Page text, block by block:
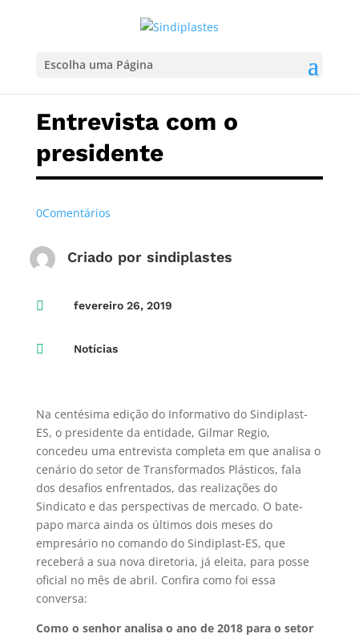
Escolha uma Página
Entrevista com o
presidente
0Comentários
Criado por sindiplastes
 fevereiro 26, 2019
 Notícias
Na centésima edição do Informativo do Sindiplast-
ES, o presidente da entidade, Gilmar Regio,
concedeu uma entrevista completa em que analisa o
cenário do setor de Transformados Plásticos, fala
dos desafios enfrentados, das realizações do
Sindicato e das perspectivas de mercado. O bate-
papo marca ainda os últimos dois meses do
empresário no comando do Sindiplast-ES, que
receberá a sua nova diretoria, já eleita, para posse
oficial no mês de abril. Confira como foi essa
conversa:
Como o senhor analisa o ano de 2018 para o setor